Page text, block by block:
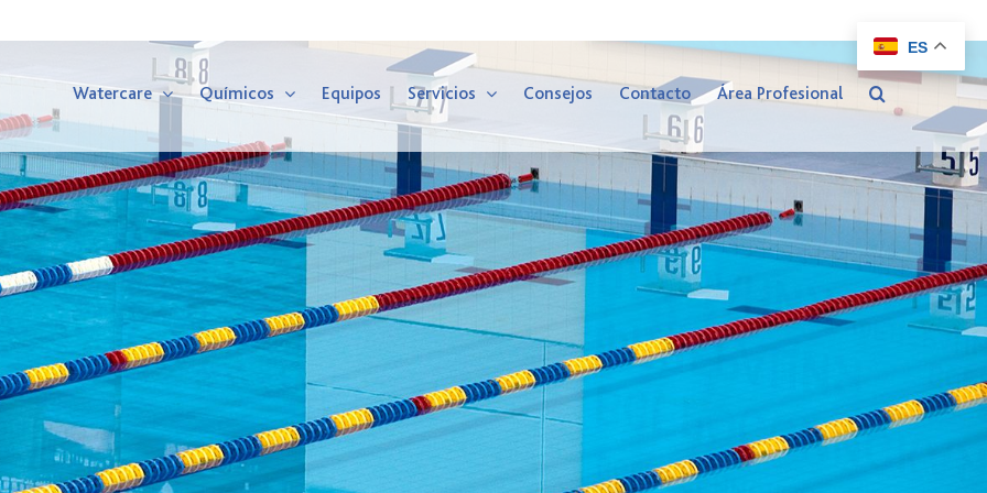
Watercare Químicos Equipos Servicios Consejos Contacto Área Profesional
ES